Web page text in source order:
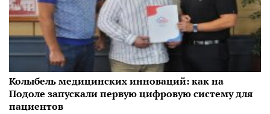
Колыбель медицинских инноваций: как на
Подоле запускали первую цифровую систему для
пациентов